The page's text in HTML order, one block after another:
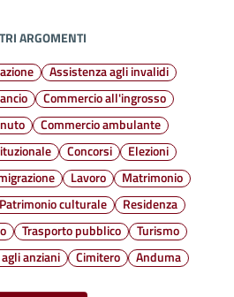
ARGOMENTI
Assistenza agli invalidi
Commercio all'ingrosso
Commercio ambulante
Concorsi
Elezioni
Lavoro
Matrimonio
culturale
Residenza
Trasporto pubblico
Turismo
anziani Cimitero Anduma